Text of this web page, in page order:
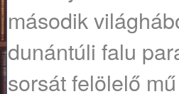
második
dunántúli falu
sorsát felölelő